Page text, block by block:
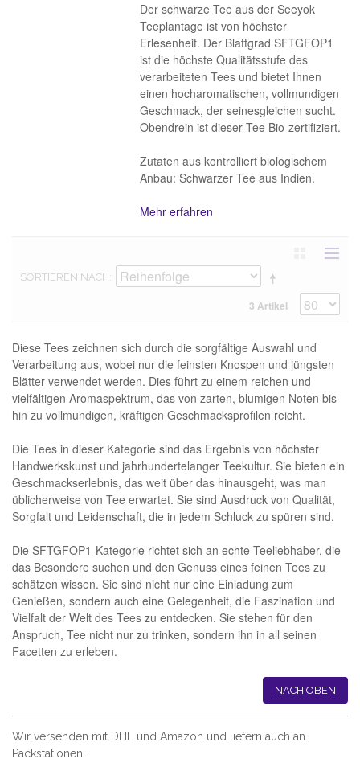
Der schwarze Tee aus der Seeyok
Teeplantage ist von höchster
Erlesenheit. Der Blattgrad SFTGFOP1
ist die höchste Qualitätsstufe des
verarbeiteten Tees und bietet Ihnen
einen hocharomatischen, vollmundigen
Geschmack, der seinesgleichen sucht.
Obendrein ist dieser Tee Bio-zertifiziert.
Zutaten aus kontrolliert biologischem
Anbau: Schwarzer Tee aus Indien.
Mehr erfahren
SORTIEREN NACH
3 Artikel
Diese Tees zeichnen sich durch die sorgfältige Auswahl und
Verarbeitung aus, wobei nur die feinsten Knospen und jüngsten
Blätter verwendet werden. Dies führt zu einem reichen und
vielfältigen Aromaspektrum, das von zarten, blumigen Noten bis
hin zu vollmundigen, kräftigen Geschmacksprofilen reicht.
Die Tees in dieser Kategorie sind das Ergebnis von höchster
Handwerkskunst und jahrhundertelanger Teekultur. Sie bieten ein
Geschmackserlebnis, das weit über das hinausgeht, was man
üblicherweise von Tee erwartet. Sie sind Ausdruck von Qualität,
Sorgfalt und Leidenschaft, die in jedem Schluck zu spüren sind.
Die SFTGFOP1-Kategorie richtet sich an echte Teeliebhaber, die
das Besondere suchen und den Genuss eines feinen Tees zu
schätzen wissen. Sie sind nicht nur eine Einladung zum
Genießen, sondern auch eine Gelegenheit, die Faszination und
Vielfalt der Welt des Tees zu entdecken. Sie stehen für den
Anspruch, Tee nicht nur zu trinken, sondern ihn in all seinen
Facetten zu erleben.
NACH OBEN
Wir versenden mit DHL und Amazon und liefern auch an
Packstationen.